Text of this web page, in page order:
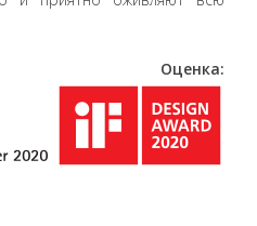
Оценка: